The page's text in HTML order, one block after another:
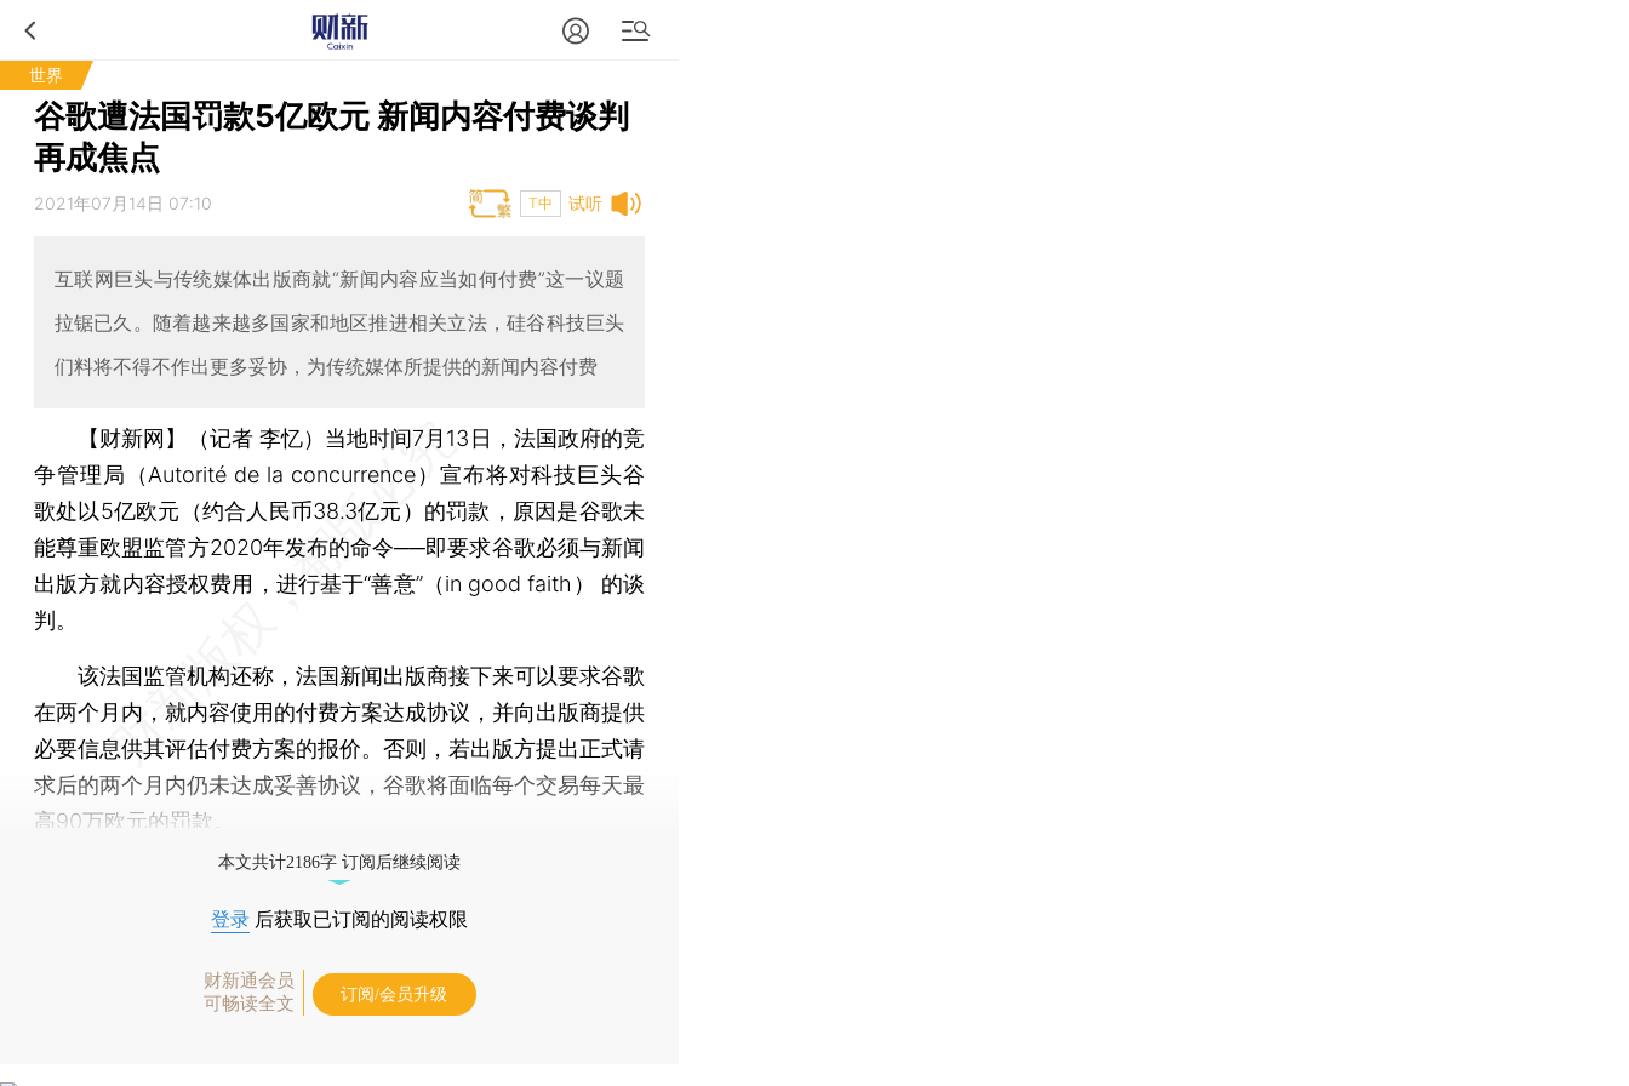
世界
谷歌遭法国罚款5亿欧元 新闻内容付费谈判
再成焦点
试听
2021年07月14日 07:10 T中
互联网巨头与传统媒体出版商就“新闻内容应当如何付费”这一议题
拉锯已久。随着越来越多国家和地区推进相关立法，硅谷科技巨头
们料将不得不作出更多妥协，为传统媒体所提供的新闻内容付费
【财新网】（记者 李忆） 当地时间7月13日，法国政府的竞
争管理局（Autorité de la concurrence）宣布将对科技巨头谷
歌处以5亿欧元（约合人民币38.3亿元）的罚款，原因是谷歌未
能尊重欧盟监管方2020年发布的命令──即要求谷歌必须与新闻
出版方就内容授权费用，进行基于“善意”（in good faith） 的谈
判。
该法国监管机构还称，法国新闻出版商接下来可以要求谷歌
在两个月内，就内容使用的付费方案达成协议，并向出版商提供
必要信息供其评估付费方案的报价。否则，若出版方提出正式请
求后的两个月内仍未达成妥善协议，谷歌将面临每个交易每天最
高90万欧元的罚款。
本文共计2186字 订阅后继续阅读
登录 后获取已订阅的阅读权限
财新通会员
可畅读全文
订阅/会员升级